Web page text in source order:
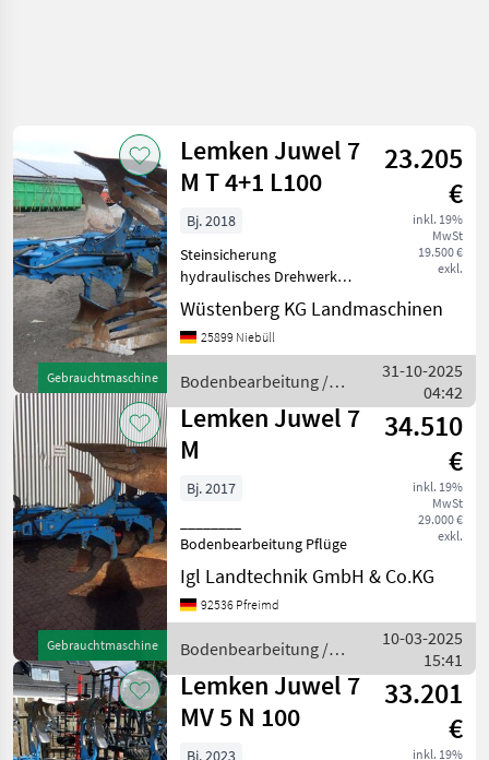
Gebrauchtmaschine
Lemken Juwel 7
M T 4+1 L100
23.205
€
inkl. 19%
MwSt
19.500 €
exkl.
Bj. 2018
Steinsicherung
hydraulisches Drehwerk
UniTurn M 100 doppelt
wirkender Drehzylinder
Vierkantprofilrahmen 120 x
Optiquick Abstellstütze
Rahm
Wüstenberg KG Landmaschinen
25899 Niebüll
Bodenbearbeitung /
Lemken
31-10-2025
04:42
Gebrauchtmaschine
Lemken Juwel 7
M
34.510
€
inkl. 19%
MwSt
29.000 €
exkl.
Bj. 2017
Bodenbearbeitung Pflüge
Igl Landtechnik GmbH & Co.KG
92536 Pfreimd
Bodenbearbeitung /
Lemken
10-03-2025
15:41
Lemken Juwel 7
MV 5 N 100
33.201
€
inkl. 19%
Bj. 2023